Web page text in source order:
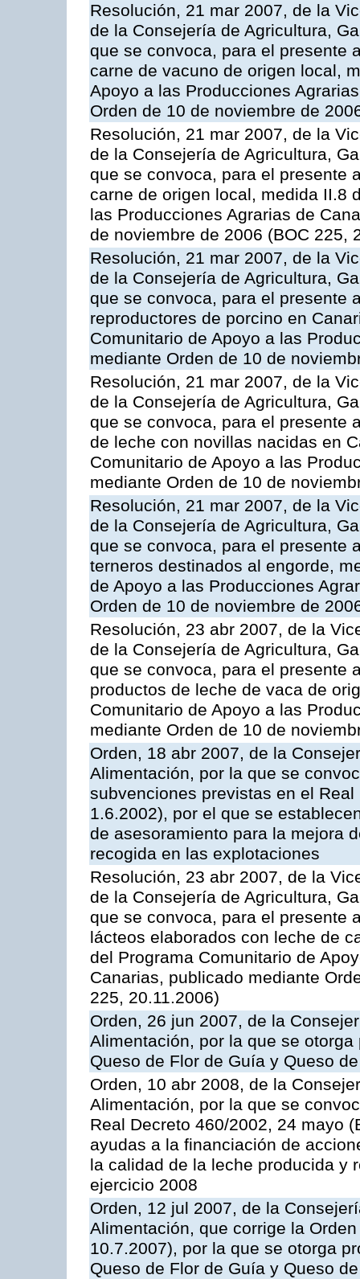
Resolución, 21 mar 2007, de la
de la Consejería de Agricultura,
que se convoca, para el presente
carne de vacuno de origen local,
Apoyo a las Producciones
Orden de 10 de noviembre de
Resolución, 21 mar 2007, de la
de la Consejería de Agricultura,
que se convoca, para el presente
carne de origen local, medida II.8
las Producciones Agrarias de
de noviembre de 2006 (BOC 225,
Resolución, 21 mar 2007, de la
de la Consejería de Agricultura,
que se convoca, para el presente
reproductores de porcino en
Comunitario de Apoyo a las
mediante Orden de 10 de
Resolución, 21 mar 2007, de la
de la Consejería de Agricultura,
que se convoca, para el presente
de leche con novillas nacidas en
Comunitario de Apoyo a las
mediante Orden de 10 de
Resolución, 21 mar 2007, de la
de la Consejería de Agricultura,
que se convoca, para el presente
terneros destinados al engorde,
de Apoyo a las Producciones
Orden de 10 de noviembre de
Resolución, 23 abr 2007, de la
de la Consejería de Agricultura,
que se convoca, para el presente
productos de leche de vaca de
Comunitario de Apoyo a las
mediante Orden de 10 de
Orden, 18 abr 2007, de la
Alimentación, por la que se
subvenciones previstas en el
1.6.2002), por el que se
de asesoramiento para la mejora
recogida en las explotaciones
Resolución, 23 abr 2007, de la
de la Consejería de Agricultura,
que se convoca, para el presente
lácteos elaborados con leche de
del Programa Comunitario de
Canarias, publicado mediante
225, 20.11.2006)
Orden, 26 jun 2007, de la
Alimentación, por la que se
Queso de Flor de Guía y Queso
Orden, 10 abr 2008, de la
Alimentación, por la que se
Real Decreto 460/2002, 24 mayo
ayudas a la financiación de
la calidad de la leche producida y
ejercicio 2008
Orden, 12 jul 2007, de la
Alimentación, que corrige la
10.7.2007), por la que se otorga
Queso de Flor de Guía y Queso